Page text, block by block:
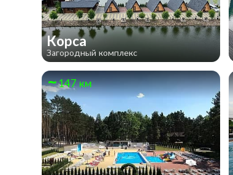
Корса
Загородный комплекс
147 км